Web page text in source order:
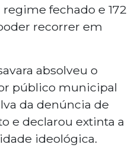
fechado e 172
recorrer em
absolveu o
público municipal
da denúncia de
e declarou extinta a
ideológica.